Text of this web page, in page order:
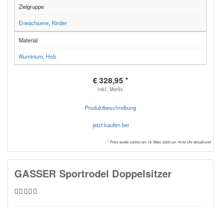
Zielgruppe
Erwachsene, Kinder
Material
Aluminium, Holz
€ 328,95 *
inkl. MwSt.
Produktbeschreibung
jetzt kaufen bei
* Preis wurde zuletzt am 19. März 2020 um 16:03 Uhr aktualisiert
GASSER Sportrodel Doppelsitzer